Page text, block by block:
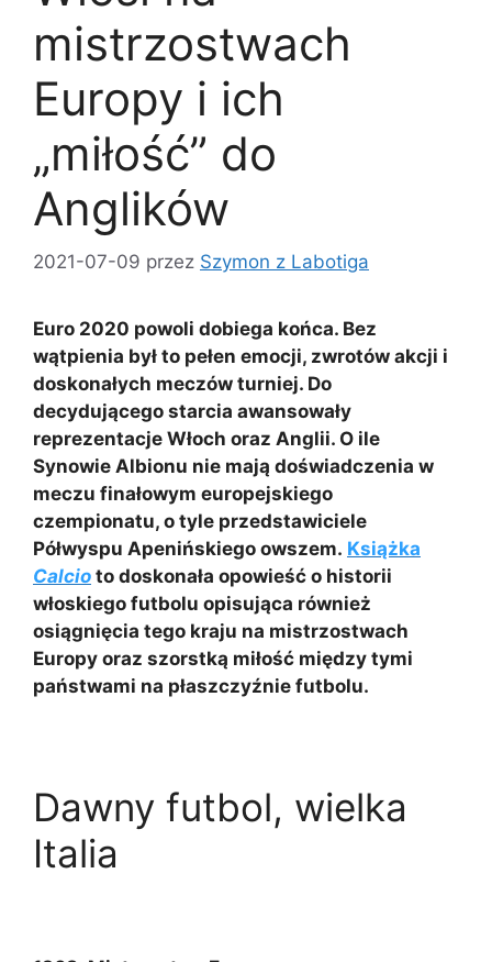
mistrzostwach
Europy i ich
„miłość” do
Anglików
2021-07-09 przez Szymon z Labotiga
Euro 2020 powoli dobiega końca. Bez
wątpienia był to pełen emocji, zwrotów akcji i
doskonałych meczów turniej. Do
decydującego starcia awansowały
reprezentacje Włoch oraz Anglii. O ile
Synowie Albionu nie mają doświadczenia w
meczu finałowym europejskiego
czempionatu, o tyle przedstawiciele
Półwyspu Apenińskiego owszem. Książka
Calcio to doskonała opowieść o historii
włoskiego futbolu opisująca również
osiągnięcia tego kraju na mistrzostwach
Europy oraz szorstką miłość między tymi
państwami na płaszczyźnie futbolu.
Dawny futbol, wielka
Italia